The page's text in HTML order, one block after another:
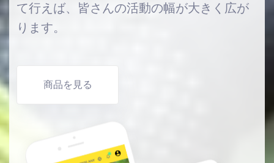
て行えば、皆さんの活動の幅が大きく広が
ります。
商品を見る